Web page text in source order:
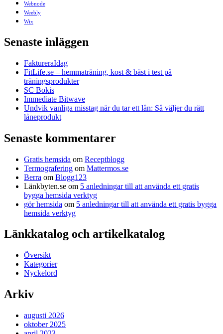
Webnode
Weebly
Wix
Senaste inläggen
FaktureraIdag
FitLife.se – hemmaträning, kost & bäst i test på
träningsprodukter
SC Bokis
Immediate Bitwave
Undvik vanliga misstag när du tar ett lån: Så väljer du rätt
låneprodukt
Senaste kommentarer
Gratis hemsida om Receptblogg
Termografering om Mattermos.se
Berra om Blogg123
Länkbyten.se om 5 anledningar till att använda ett gratis
bygga hemsida verktyg
gör hemsida om 5 anledningar till att använda ett gratis bygga
hemsida verktyg
Länkkatalog och artikelkatalog
Översikt
Kategorier
Nyckelord
Arkiv
augusti 2026
oktober 2025